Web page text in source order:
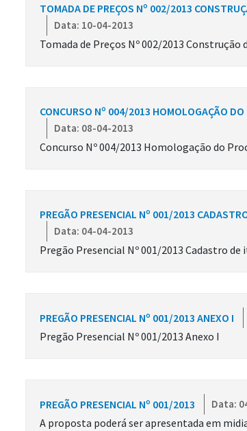
TOMADA DE PREÇOS Nº 002/2013
Data: 10-04-2013
Tomada de Preços Nº 002/2013
CONCURSO Nº 004/2013 HOMOLOGAÇÃO
Data: 08-04-2013
Concurso Nº 004/2013 Homologação do
PREGÃO PRESENCIAL Nº 001/2013
Data: 04-04-2013
Pregão Presencial Nº 001/2013 Cadastro
PREGÃO PRESENCIAL Nº 001/2013 ANEXO I
Pregão Presencial Nº 001/2013 Anexo I
PREGÃO PRESENCIAL Nº 001/2013 Data:
A proposta poderá ser apresentada em